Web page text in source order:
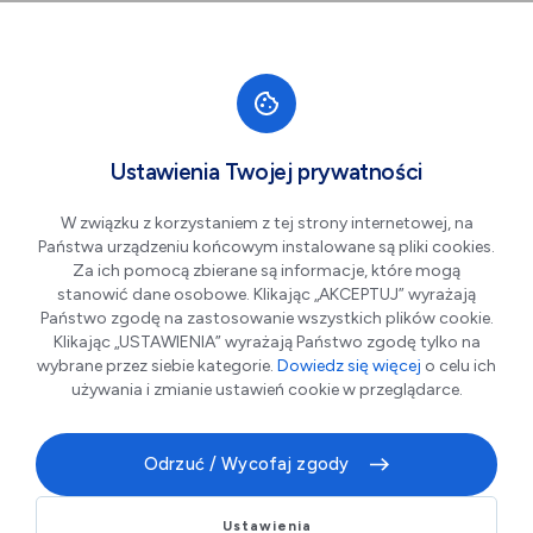
FON-MEDIKA Aparaty
Jeśli Ty lub ktoś z Twoich bliskich ma problem ze
słuchem, przyjdź do nas!
Ustawienia Twojej prywatności
W związku z korzystaniem z tej strony internetowej, na
Państwa urządzeniu końcowym instalowane są pliki cookies.
Za ich pomocą zbierane są informacje, które mogą
stanowić dane osobowe. Klikając „AKCEPTUJ” wyrażają
Państwo zgodę na zastosowanie wszystkich plików cookie.
Klikając „USTAWIENIA” wyrażają Państwo zgodę tylko na
wybrane przez siebie kategorie. Dowiedz się więcej o celu ich
używania i zmianie ustawień cookie w przeglądarce.
Odrzuć / Wycofaj zgody
Ustawienia